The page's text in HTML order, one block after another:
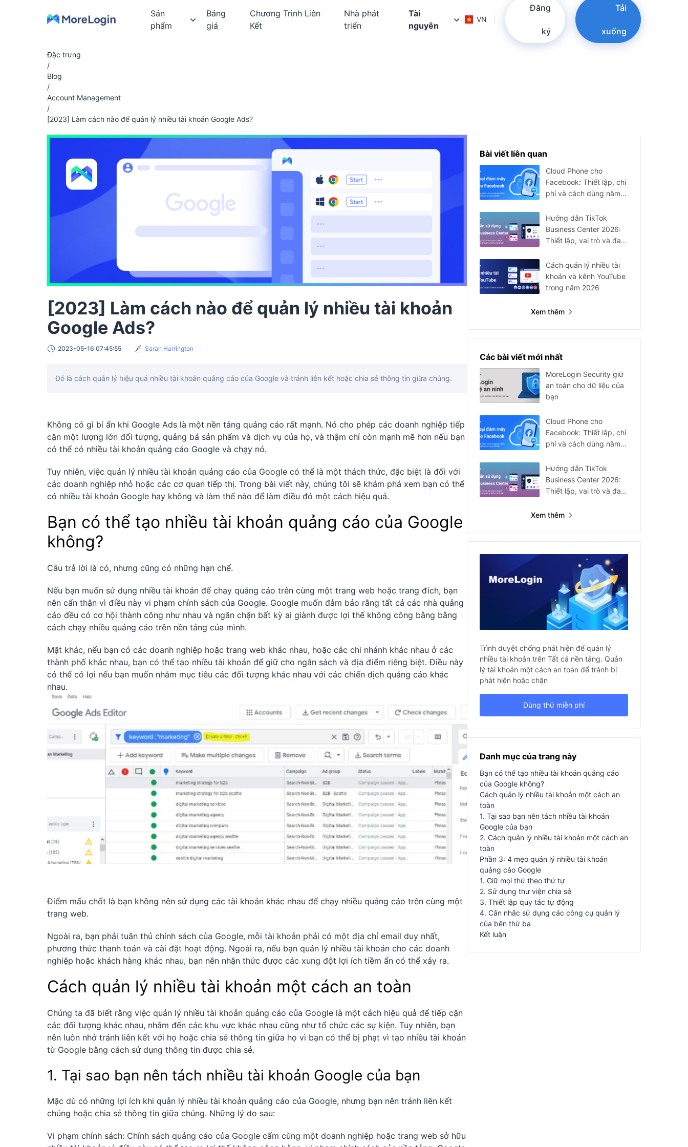
Sản
phẩm
Bảng
giá
Chương Trình Liên
Kết
Nhà phát
triển
Tài
nguyên
VN
Đăng
ký
Tải
xuống
Đặc trưng
/
Blog
/
Account Management
/
[2023] Làm cách nào để quản lý nhiều tài khoản Google Ads?
[2023] Làm cách nào để quản lý nhiều tài khoản
Google Ads?
2023-05-16 07:45:55 Sarah Harrington
Đó là cách quản lý hiệu quả nhiều tài khoản quảng cáo của Google và tránh liên kết hoặc chia sẻ thông tin giữa chúng.
Không có gì bí ẩn khi Google Ads là một nền tảng quảng cáo rất mạnh. Nó cho phép các doanh nghiệp tiếp
cận một lượng lớn đối tượng, quảng bá sản phẩm và dịch vụ của họ, và thậm chí còn mạnh mẽ hơn nếu bạn
có thể có nhiều tài khoản quảng cáo Google và chạy nó.
Tuy nhiên, việc quản lý nhiều tài khoản quảng cáo của Google có thể là một thách thức, đặc biệt là đối với
các doanh nghiệp nhỏ hoặc các cơ quan tiếp thị. Trong bài viết này, chúng tôi sẽ khám phá xem bạn có thể
có nhiều tài khoản Google hay không và làm thế nào để làm điều đó một cách hiệu quả.
Bạn có thể tạo nhiều tài khoản quảng cáo của Google
không?
Câu trả lời là có, nhưng cũng có những hạn chế.
Nếu bạn muốn sử dụng nhiều tài khoản để chạy quảng cáo trên cùng một trang web hoặc trang đích, bạn
nên cẩn thận vì điều này vi phạm chính sách của Google. Google muốn đảm bảo rằng tất cả các nhà quảng
cáo đều có cơ hội thành công như nhau và ngăn chặn bất kỳ ai giành được lợi thế không công bằng bằng
cách chạy nhiều quảng cáo trên nền tảng của mình.
Mặt khác, nếu bạn có các doanh nghiệp hoặc trang web khác nhau, hoặc các chi nhánh khác nhau ở các
thành phố khác nhau, bạn có thể tạo nhiều tài khoản để giữ cho ngân sách và địa điểm riêng biệt. Điều này
có thể có lợi nếu bạn muốn nhắm mục tiêu các đối tượng khác nhau với các chiến dịch quảng cáo khác
nhau.
Điểm mấu chốt là bạn không nên sử dụng các tài khoản khác nhau để chạy nhiều quảng cáo trên cùng một
trang web.
Ngoài ra, bạn phải tuân thủ chính sách của Google, mỗi tài khoản phải có một địa chỉ email duy nhất,
phương thức thanh toán và cài đặt hoạt động. Ngoài ra, nếu bạn quản lý nhiều tài khoản cho các doanh
nghiệp hoặc khách hàng khác nhau, bạn nên nhận thức được các xung đột lợi ích tiềm ẩn có thể xảy ra.
Cách quản lý nhiều tài khoản một cách an toàn
Chúng ta đã biết rằng việc quản lý nhiều tài khoản quảng cáo của Google là một cách hiệu quả để tiếp cận
các đối tượng khác nhau, nhắm đến các khu vực khác nhau cũng như tổ chức các sự kiện. Tuy nhiên, bạn
nên luôn nhớ tránh liên kết với họ hoặc chia sẻ thông tin giữa họ vì bạn có thể bị phạt vì tạo nhiều tài khoản
từ Google bằng cách sử dụng thông tin được chia sẻ.
1. Tại sao bạn nên tách nhiều tài khoản Google của bạn
Mặc dù có những lợi ích khi quản lý nhiều tài khoản quảng cáo của Google, nhưng bạn nên tránh liên kết
chúng hoặc chia sẻ thông tin giữa chúng. Những lý do sau:
Vi phạm chính sách: Chính sách quảng cáo của Google cấm cùng một doanh nghiệp hoặc trang web sở hữu
Bài viết liên quan
Cloud Phone cho
Facebook: Thiết lập, chi
phí và cách dùng năm
Hướng dẫn TikTok
Business Center 2026:
Thiết lập, vai trò và đa
Cách quản lý nhiều tài
khoản và kênh YouTube
trong năm 2026
Xem thêm
Các bài viết mới nhất
MoreLogin Security giữ
an toàn cho dữ liệu của
bạn
Cloud Phone cho
Facebook: Thiết lập, chi
phí và cách dùng năm
Hướng dẫn TikTok
Business Center 2026:
Thiết lập, vai trò và đa
Xem thêm
Trình duyệt chống phát hiện để quản lý
nhiều tài khoản trên Tất cả nền tảng. Quản
lý tài khoản một cách an toàn để tránh bị
phát hiện hoặc chặn
Dùng thử miễn phí
Danh mục của trang này
Bạn có thể tạo nhiều tài khoản quảng cáo
của Google không?
Cách quản lý nhiều tài khoản một cách an
toàn
1. Tại sao bạn nên tách nhiều tài khoản
Google của bạn
2. Cách quản lý nhiều tài khoản một cách an
toàn
Phần 3: 4 mẹo quản lý nhiều tài khoản
quảng cáo Google
1. Giữ mọi thứ theo thứ tự
2. Sử dụng thư viện chia sẻ
3. Thiết lập quy tắc tự động
4. Cân nhắc sử dụng các công cụ quản lý
của bên thứ ba
Kết luận